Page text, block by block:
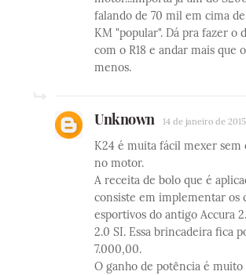
falando de 70 mil em cima
KM "popular". Dá pra fazer o
com o R18 e andar mais que
menos.
Unknown 14 de janeiro de
K24 é muita fácil mexer sem
no motor.
A receita de bolo que é
consiste em implementar os
esportivos do antigo Accura
2.0 SI. Essa brincadeira fica
7.000,00.
O ganho de potência é muito